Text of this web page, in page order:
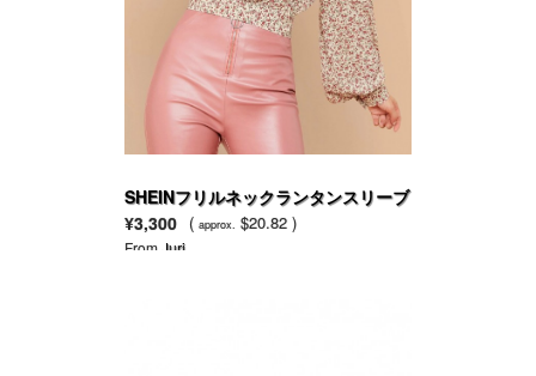
SHEINフリルネックランタンスリーブ
背結び 小花柄トップ
¥3,300 ( approx. $20.82 )
From Juri